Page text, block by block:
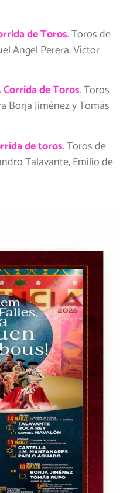
de Toros.Toros de
Ángel Perera, Víctor
Corrida de Toros.Toros
Borja Jiménez y Tomás
de toros.Toros de
Talavante, Emilio de